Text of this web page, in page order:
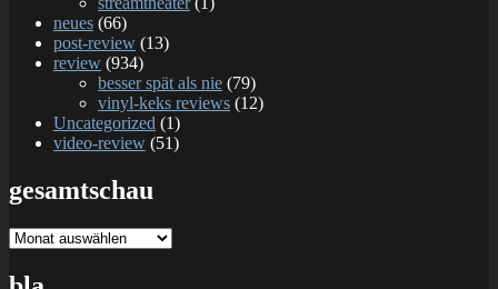
neues (66)
post-review (13)
review (934)
besser spät als nie (79)
vinyl-keks reviews (12)
Uncategorized (1)
video-review (51)
gesamtschau
gesamtschau